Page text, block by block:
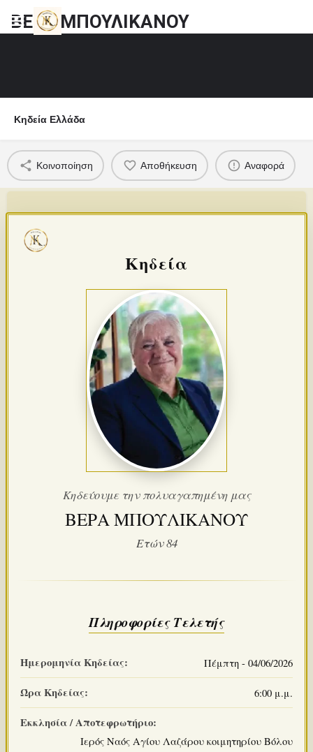
ΒΕΡΑ ΜΠΟΥΛΙΚΑΝΟΥ
Κηδεία Ελλάδα
Κοινοποίηση Αποθήκευση Αναφορά
Κηδεία
Κηδεύουμε την πολυαγαπημένη μας
ΒΕΡΑ ΜΠΟΥΛΙΚΑΝΟΥ
Ετών 84
Πληροφορίες Τελετής
Ημερομηνία Κηδείας: Πέμπτη - 04/06/2026
Ώρα Κηδείας: 6:00 μ.μ.
Εκκλησία / Αποτεφρωτήριο:
Ιερός Ναός Αγίου Λαζάρου κοιμητηρίου Βόλου